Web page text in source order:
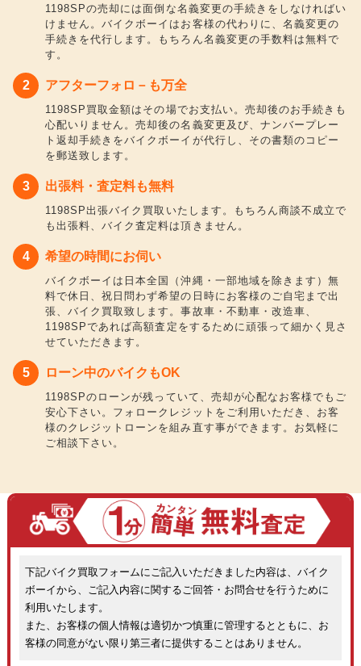
1198SPの売却には面倒な名義変更の手続きをしなければい
けません。バイクボーイはお客様の代わりに、名義変更の
手続きを代行します。もちろん名義変更の手数料は無料で
す。
アフターフォロ－も万全
1198SP買取金額はその場でお支払い。売却後のお手続きも
心配いりません。売却後の名義変更及び、ナンバープレー
ト返却手続きをバイクボーイが代行し、その書類のコピー
を郵送致します。
出張料・査定料も無料
1198SP出張バイク買取いたします。もちろん商談不成立で
も出張料、バイク査定料は頂きません。
希望の時間にお伺い
バイクボーイは日本全国（沖縄・一部地域を除きます）無
料で休日、祝日問わず希望の日時にお客様のご自宅まで出
張、バイク買取致します。事故車・不動車・改造車、
1198SPであれば高額査定をするために頑張って細かく見さ
せていただきます。
ローン中のバイクもOK
1198SPのローンが残っていて、売却が心配なお客様でもご
安心下さい。フォロークレジットをご利用いただき、お客
様のクレジットローンを組み直す事ができます。お気軽に
ご相談下さい。
下記バイク買取フォームにご記入いただきました内容は、バイク
ボーイから、ご記入内容に関するご回答・お問合せを行うために
利用いたします。
また、お客様の個人情報は適切かつ慎重に管理するとともに、お
客様の同意がない限り第三者に提供することはありません。